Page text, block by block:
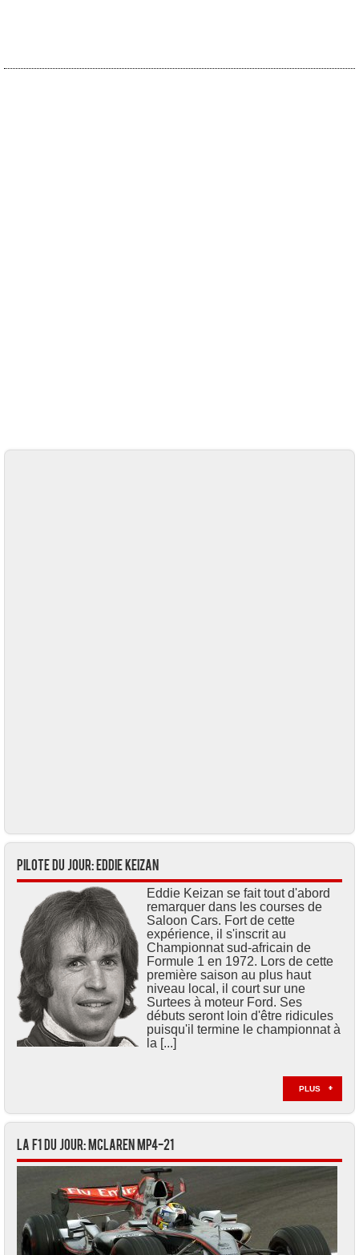
Pilote du jour: Eddie KEIZAN
Eddie Keizan se fait tout d'abord
remarquer dans les courses de
Saloon Cars. Fort de cette
expérience, il s'inscrit au
Championnat sud-africain de
Formule 1 en 1972. Lors de cette
première saison au plus haut
niveau local, il court sur une
Surtees à moteur Ford. Ses
débuts seront loin d'être ridicules
puisqu'il termine le championnat à
la [...]
PLUS
La F1 du jour: McLaren MP4-21